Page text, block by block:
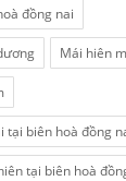
đồng nai
Mái hiên
tại biên hoà đồng
tại biên hoà